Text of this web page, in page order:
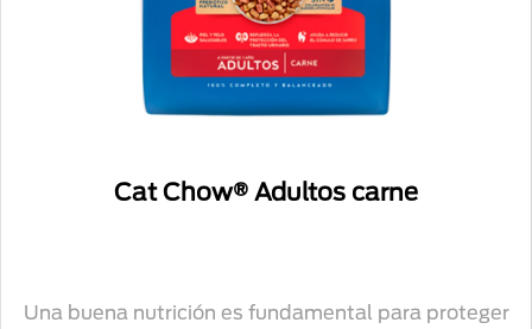
Cat Chow® Adultos carne
Una buena nutrición es fundamental para proteger